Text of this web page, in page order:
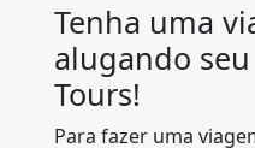
Tenha uma
alugando
Tours!
Para fazer uma